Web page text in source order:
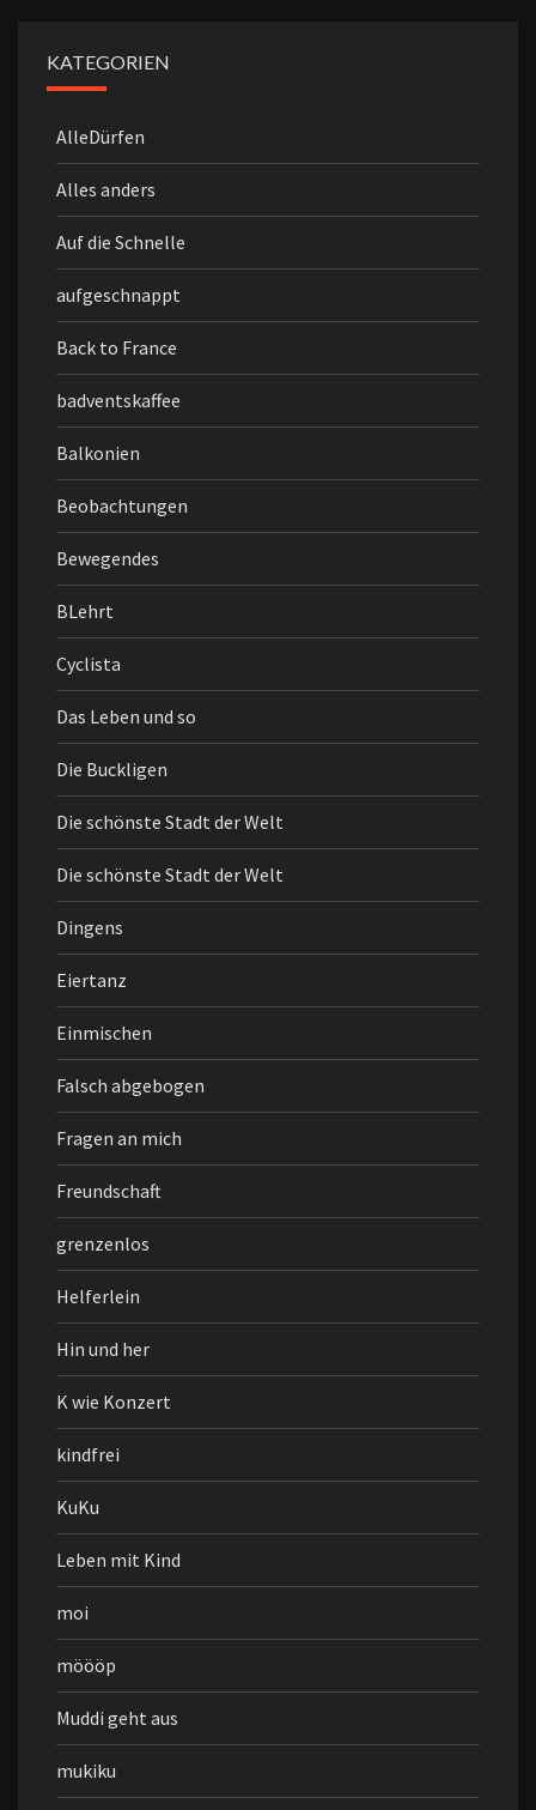
KATEGORIEN
AlleDürfen
Alles anders
Auf die Schnelle
aufgeschnappt
Back to France
badventskaffee
Balkonien
Beobachtungen
Bewegendes
BLehrt
Cyclista
Das Leben und so
Die Buckligen
Die schönste Stadt der Welt
Die schönste Stadt der Welt
Dingens
Eiertanz
Einmischen
Falsch abgebogen
Fragen an mich
Freundschaft
grenzenlos
Helferlein
Hin und her
K wie Konzert
kindfrei
KuKu
Leben mit Kind
moi
möööp
Muddi geht aus
mukiku